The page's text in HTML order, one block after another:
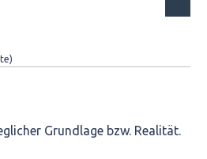
Grundlage bzw. Realität.